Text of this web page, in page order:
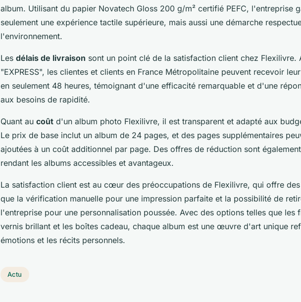
album. Utilisant du papier Novatech Gloss 200 g/m² certifié PEFC, l'entreprise
seulement une expérience tactile supérieure, mais aussi une démarche
l'environnement.
Les délais de livraison sont un point clé de la satisfaction client chez Flexilivre.
"EXPRESS", les clientes et clients en France Métropolitaine peuvent recevoir
en seulement 48 heures, témoignant d'une efficacité remarquable et d'une
aux besoins de rapidité.
Quant au coût d'un album photo Flexilivre, il est transparent et adapté aux
Le prix de base inclut un album de 24 pages, et des pages supplémentaires
ajoutées à un coût additionnel par page. Des offres de réduction sont
rendant les albums accessibles et avantageux.
La satisfaction client est au cœur des préoccupations de Flexilivre, qui offre
que la vérification manuelle pour une impression parfaite et la possibilité de
l'entreprise pour une personnalisation poussée. Avec des options telles que les
vernis brillant et les boîtes cadeau, chaque album est une œuvre d'art unique
émotions et les récits personnels.
Actu